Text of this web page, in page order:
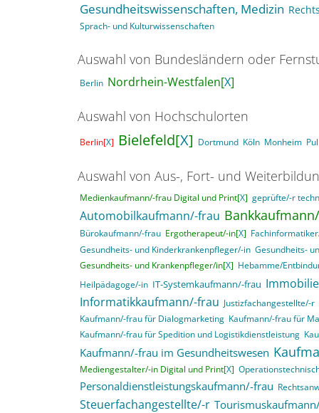
Gesundheitswissenschaften, Medizin
Sprach- und Kulturwissenschaften
Auswahl von Bundesländern oder
Berlin Nordrhein-Westfalen[X]
Auswahl von Hochschulorten
Berlin[X] Bielefeld[X] Dortmund Köln Monheim
Auswahl von Aus-, Fort- und
Medienkaufmann/-frau Digital und Print[X] geprüfte/-r
Automobilkaufmann/-frau
Bürokaufmann/-frau Ergotherapeut/-in[X]
Gesundheits- und Kinderkrankenpfleger/-in Gesundheits-
Gesundheits- und Krankenpfleger/in[X] Hebamme/
Heilpädagoge/-in IT-Systemkaufmann/-frau
Informatikkaufmann/-frau Justizfachangestellte/-r
Kaufmann/-frau für Dialogmarketing Kaufmann/-frau für
Kaufmann/-frau für Spedition und Logistikdienstleistung
Kaufmann/-frau im Gesundheitswesen
Mediengestalter/-in Digital und Print[X]
Personaldienstleistungskaufmann/-frau
Steuerfachangestellte/-r